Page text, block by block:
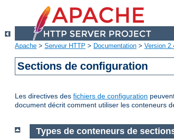
Apache > Serveur HTTP > Documentation > Version
Sections de configuration
Les directives des fichiers de configuration
document décrit comment utiliser les conteneurs
Types de conteneurs de